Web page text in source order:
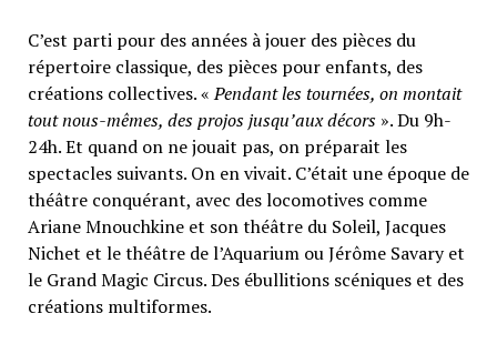
C’est parti pour des années à jouer des pièces du
répertoire classique, des pièces pour enfants, des
créations collectives. «Pendant les tournées, on montait
tout nous-mêmes, des projos jusqu’aux décors». Du 9h-
24h. Et quand on ne jouait pas, on préparait les
spectacles suivants. On en vivait. C’était une époque de
théâtre conquérant, avec des locomotives comme
Ariane Mnouchkine et son théâtre du Soleil, Jacques
Nichet et le théâtre de l’Aquarium ou Jérôme Savary et
le Grand Magic Circus. Des ébullitions scéniques et des
créations multiformes.